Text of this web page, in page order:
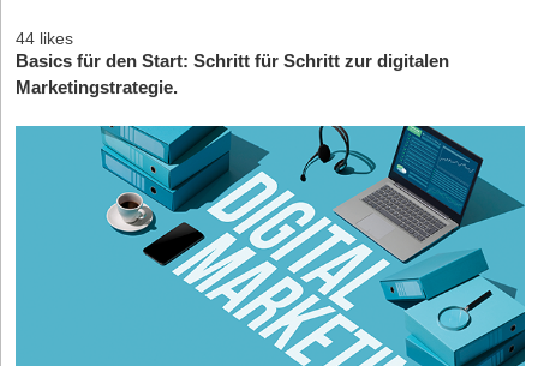
44 likes
Basics für den Start: Schritt für Schritt zur digitalen
Marketingstrategie.